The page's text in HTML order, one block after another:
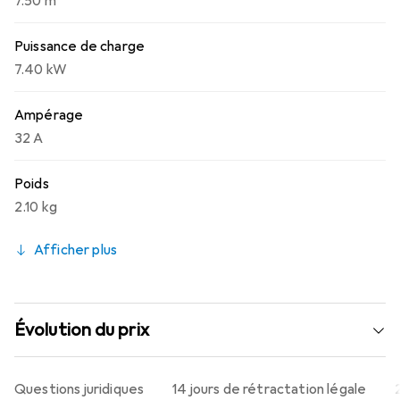
Puissance de charge
7.40 kW
Ampérage
32 A
Poids
2.10 kg
Afficher plus
Évolution du prix
14 jours de rétractation légale
Questions juridiques